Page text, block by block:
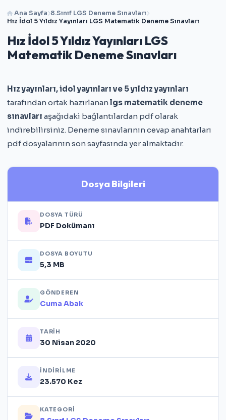
Ana Sayfa 8.Sınıf LGS Deneme Sınavları
Hız İdol 5 Yıldız Yayınları LGS Matematik Deneme Sınavları
Hız İdol 5 Yıldız Yayınları LGS
Matematik Deneme Sınavları
Hız yayınları, idol yayınları ve 5 yıldız yayınları
tarafından ortak hazırlananlgs matematik deneme
sınavları aşağıdaki bağlantılardan pdf olarak
indirebilirsiniz. Deneme sınavlarının cevap anahtarları
pdf dosyalarının son sayfasında yer almaktadır.
Dosya Bilgileri
DOSYA TÜRÜ
PDF Dokümanı
DOSYA BOYUTU
5,3 MB
GÖNDEREN
Cuma Abak
TARIH
30 Nisan 2020
İNDIRILME
23.570 Kez
KATEGORI